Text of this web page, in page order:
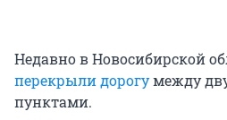
Недавно в Новосибирской
перекрыли дорогумежду
пунктами.